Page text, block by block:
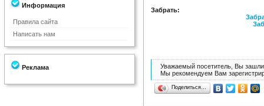
Информация
Правила сайта
Написать нам
Реклама
Забрать:
Уважаемый посетитель, Вы зашли
Мы рекомендуем Вам
Поделиться…